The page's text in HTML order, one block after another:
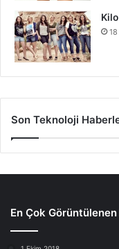
Son Teknoloji
En Çok